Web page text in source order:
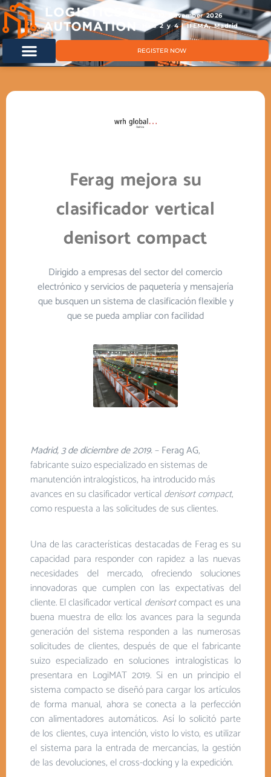
11 & 12 November 2026
Hals 2 y 4 | IFEMA, Madrid
REGISTER NOW
Ferag mejora su
clasificador vertical
denisort compact
Dirigido a empresas del sector del comercio
electrónico y servicios de paquetería y mensajería
que busquen un sistema de clasificación flexible y
que se pueda ampliar con facilidad
Madrid, 3 de diciembre de 2019.–Ferag AG,
fabricante suizo especializado en sistemas de
manutención intralogísticos, ha introducido más
avances en su clasificador vertical denisort compact,
como respuesta a las solicitudes de sus clientes.
Una de las características destacadas de Ferag es su
capacidad para responder con rapidez a las nuevas
necesidades del mercado, ofreciendo soluciones
innovadoras que cumplen con las expectativas del
cliente. El clasificador vertical denisortcompact es una
buena muestra de ello: los avances para la segunda
generación del sistema responden a las numerosas
solicitudes de clientes, después de que el fabricante
suizo especializado en soluciones intralogísticas lo
presentara en LogiMAT 2019. Si en un principio el
sistema compacto se diseñó para cargar los artículos
de forma manual, ahora se conecta a la perfección
con alimentadores automáticos. Así lo solicitó parte
de los clientes, cuya intención, visto lo visto, es utilizar
el sistema para la entrada de mercancías, la gestión
de las devoluciones, el cross-docking y la expedición.